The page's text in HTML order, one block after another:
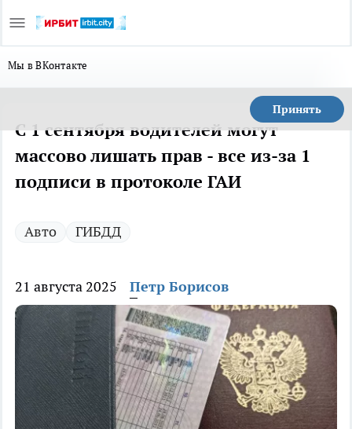
Мы в ВКонтакте
Принять
С 1 сентября водителей могут
массово лишать прав - все из-за 1
подписи в протоколе ГАИ
Авто ГИБДД
21 августа 2025 Петр Борисов